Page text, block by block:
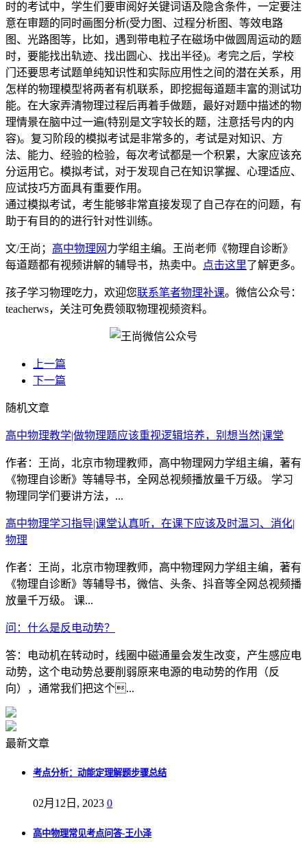
时的考试中，学生们要审阅好关键词语及隐含条件，一定要注
意在审题的同时画图分析(受力图、过程分析图、等效电路
图、光路图等，比如，遇到带电粒子在磁场中做圆周运动的题
时，要能找出轨迹、找出圆心、找出半径)。考完之后，学校
门还要思考试题单纯知识性和实际应用性之间的潜在关系，用
怎样的物理模型将两者有机联系，即挖掘每道题丰富的测试功
能。在大家弄清物理过程后再着手做题，最好对题中描述的物
理情景在脑中过一遍(特别是文字较长的题，注意括号内的内
容)。复习阶段的模拟考试是非常多的，考试是对知识、方
法、能力、经验的检验，每次考试都是一个积累，大家应该充
分运用它。模拟考试，对于发现自己在知识掌握、心理适应、
应试技巧方面具有重要作用。
通过模拟考试，考生能够非常直接发现了自己存在的问题，有
助于有目的的进行针对性训练。
文/王尚； 高中物理网 力学组主编。王尚老师《物理自诊断》
每道题都有视频讲解的辅导书，热卖中。
点击这里了解更多。
孩子学习物理吃力，欢迎您联系笔者物理补课。微信公众号：
teacherws，关注可免费领取物理视频资料。
上一篇
下一篇
随机文章
高中物理教学|做物理题应该重视逻辑培养，别想当然|课堂
作者：王尚，北京市物理教师，高中物理网力学组主编，著有
《物理自诊断》等辅导书，全网总视频播放量千万级。 学习
物理同学们要讲方法，...
高中物理学习指导|课堂认真听，在课下应该及时温习、消化|
物理
作者：王尚，北京市物理教师，高中物理网力学组主编，著有
《物理自诊断》等辅导书，微信、头条、抖音等全网总视频播
放量千万级。 课...
问：什么是反电动势？
答：电动机在转动时，线圈中磁通量会发生改变，产生感应电
动势，这个电动势总要削弱原来电源的电动势的作用（反
向），通常我们把这个...
最新文章
考点分析：动能定理解题步骤总结
02月12日, 2023 0
高中物理常见考点问答-王小泽